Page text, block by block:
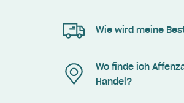
Wie wird meine
Wo finde ich
Handel?